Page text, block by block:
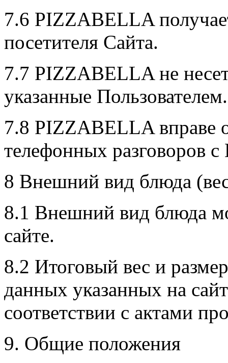
7.6 PIZZABELLA
посетителя Сайта.
7.7 PIZZABELLA не несет
указанные Пользователем.
7.8 PIZZABELLA вправе
телефонных разговоров с
8 Внешний вид блюда
8.1 Внешний вид блюда
сайте.
8.2 Итоговый вес и
данных указанных на
соответствии с актами
9. Общие положения